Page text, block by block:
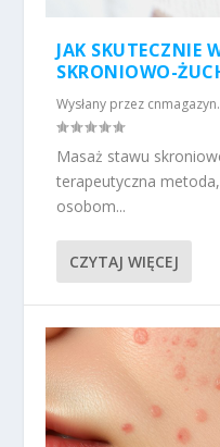
JAK SKUTECZNIE
SKRONIOWO-
Wysłany przez
Masaż stawu
terapeutyczna
osobom...
CZYTAJ WIĘCEJ